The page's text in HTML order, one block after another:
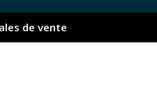
de vente